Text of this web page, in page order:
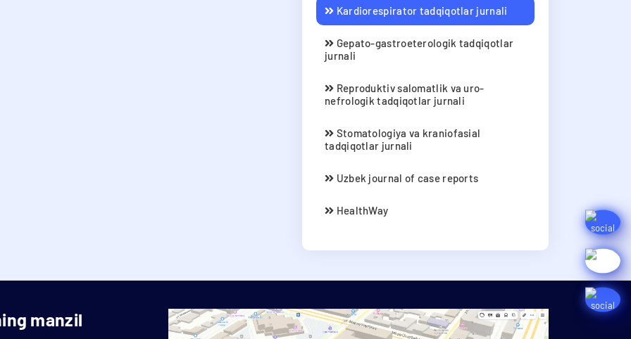
Kardiorespirator tadqiqotlar jurnali
Gepato-gastroeterologik tadqiqotlar
jurnali
Reproduktiv salomatlik va uro-
nefrologik tadqiqotlar jurnali
Stomatologiya va kraniofasial
tadqiqotlar jurnali
Uzbek journal of case reports
HealthWay
manzil